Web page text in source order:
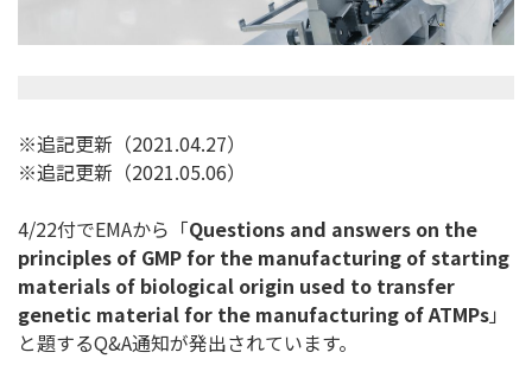
※追記更新（2021.04.27）
※追記更新（2021.05.06）
4/22付でEMAから「Questions and answers on the
principles of GMP for the manufacturing of starting
materials of biological origin used to transfer
genetic material for the manufacturing of ATMPs」
と題するQ&A通知が発出されています。